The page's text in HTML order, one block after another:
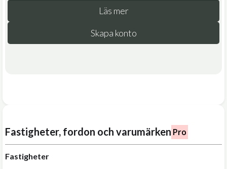
Läs mer
Skapa konto
Fastigheter, fordon och varumärken Pro
Fastigheter